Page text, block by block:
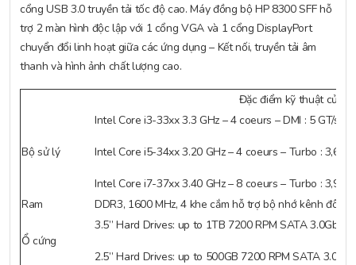
cổng USB 3.0 truyền tải tốc độ cao. Máy đồng bộ HP 8300 SFF hỗ
trợ 2 màn hình độc lập với 1 cổng VGA và 1 cổng DisplayPort
chuyển đổi linh hoạt giữa các ứng dụng – Kết nối, truyền tải âm
thanh và hình ảnh chất lượng cao.
Đặc điểm kỹ thuật của
Bộ sử lý
Intel Core i3-33xx 3.3 GHz – 4 coeurs – DMI : 5 GT/s –
Intel Core i5-34xx 3.20 GHz – 4 coeurs – Turbo : 3,60
Intel Core i7-37xx 3.40 GHz – 8 coeurs – Turbo : 3,90
Ram
DDR3, 1600 MHz, 4 khe cắm hỗ trợ bộ nhớ kênh đôi,
Ổ cứng
3.5” Hard Drives: up to 1TB 7200 RPM SATA 3.0Gb/s
2.5” Hard Drives: up to 500GB 7200 RPM SATA